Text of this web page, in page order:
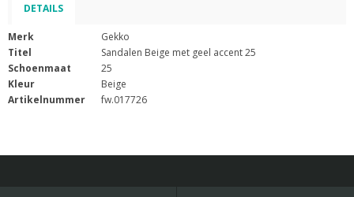
DETAILS
Merk
Gekko
Titel
Sandalen Beige met geel accent 25
Schoenmaat
25
Kleur
Beige
Artikelnummer
fw.017726